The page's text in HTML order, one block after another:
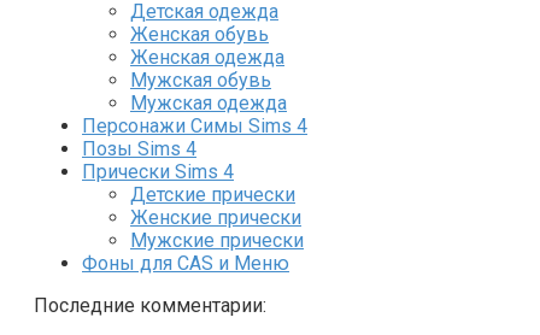
Детская одежда
Женская обувь
Женская одежда
Мужская обувь
Мужская одежда
Персонажи Симы Sims 4
Позы Sims 4
Прически Sims 4
Детские прически
Женские прически
Мужские прически
Фоны для CAS и Меню
Последние комментарии: